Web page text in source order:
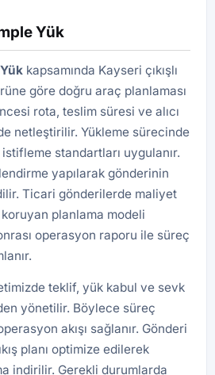
Yük
kapsamında Kayseri çıkışlı
göre doğru araç planlaması
rota, teslim süresi ve alıcı
netleştirilir. Yükleme sürecinde
standartları uygulanır.
yapılarak gönderinin
Ticari gönderilerde maliyet
planlama modeli
operasyon raporu ile süreç
teklif, yük kabul ve sevk
yönetilir. Böylece süreç
akışı sağlanır. Gönderi
planı optimize edilerek
indirilir. Gerekli durumlarda